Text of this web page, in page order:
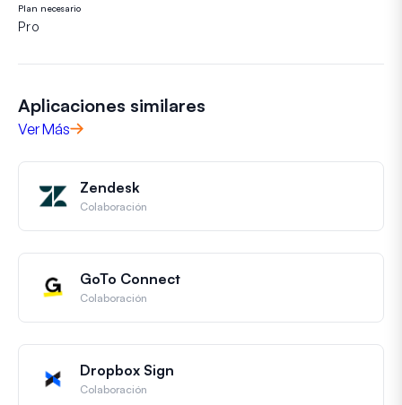
Plan necesario
Pro
Aplicaciones similares
Ver Más
Zendesk
Colaboración
GoTo Connect
Colaboración
Dropbox Sign
Colaboración